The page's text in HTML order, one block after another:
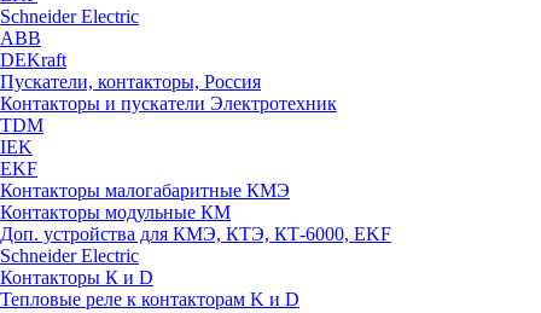
Schneider Electric
ABB
DEKraft
Пускатели, контакторы, Россия
Контакторы и пускатели Электротехник
TDM
IEK
EKF
Контакторы малогабаритные КМЭ
Контакторы модульные КМ
Доп. устройства для КМЭ, КТЭ, КТ-6000, EKF
Schneider Electric
Контакторы К и D
Тепловые реле к контакторам K и D